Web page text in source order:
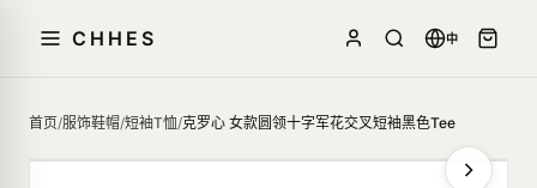
CHHES 中
首页/服饰鞋帽/短袖T恤/克罗心 女款圆领十字军花交叉短袖黑色Tee